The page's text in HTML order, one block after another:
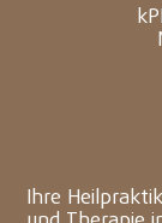
Ihre